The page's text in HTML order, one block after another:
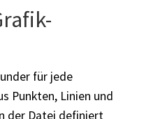
für jede
Punkten, Linien und
der Datei definiert